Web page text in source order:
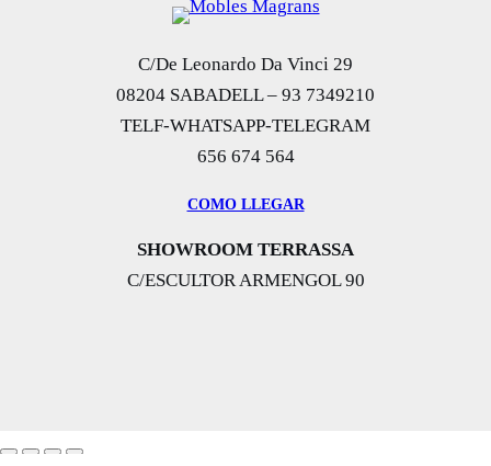
C/De Leonardo Da Vinci 29
08204 SABADELL – 93 7349210
TELF-WHATSAPP-TELEGRAM
656 674 564
COMO LLEGAR
SHOWROOM TERRASSA
C/ESCULTOR ARMENGOL 90